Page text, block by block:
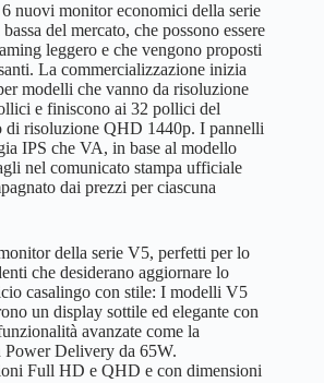
nuovi monitor economici della serie
del mercato, che possono essere
leggero e che vengono proposti
La commercializzazione inizia
modelli che vanno da risoluzione
e finiscono ai 32 pollici del
di risoluzione QHD 1440p. I pannelli
IPS che VA, in base al modello
nel comunicato stampa ufficiale
dai prezzi per ciascuna
della serie V5, perfetti per lo
che desiderano aggiornare lo
casalingo con stile: I modelli V5
un display sottile ed elegante con
avanzate come la
Delivery da 65W.
Full HD e QHD e con dimensioni